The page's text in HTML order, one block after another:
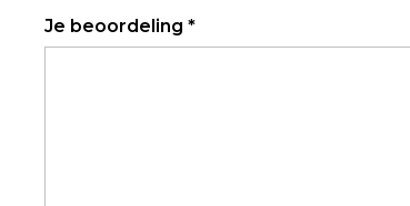
Je beoordeling *